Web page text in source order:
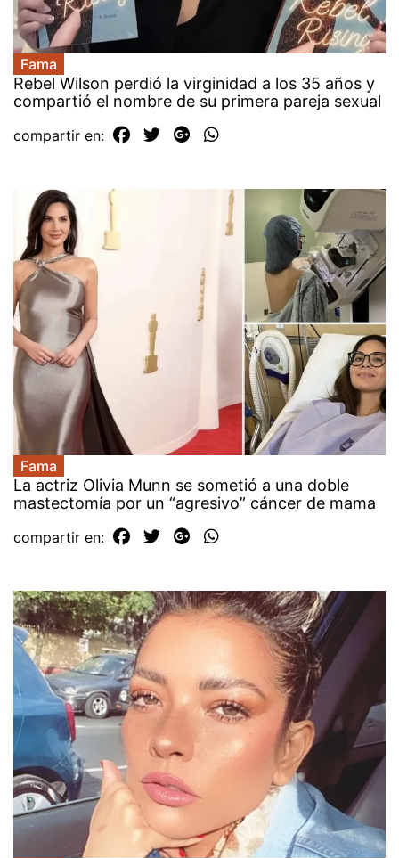
Fama
Rebel Wilson perdió la virginidad a los 35 años y
compartió el nombre de su primera pareja sexual
compartir en:
Fama
La actriz Olivia Munn se sometió a una doble
mastectomía por un “agresivo” cáncer de mama
compartir en: